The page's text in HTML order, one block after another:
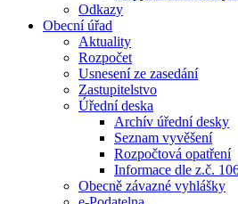
Odkazy
Obecní úřad
Aktuality
Rozpočet
Usnesení ze zasedání
Zastupitelstvo
Úřední deska
Archív úřední desky
Seznam vyvěšení
Rozpočtová opatření
Informace dle z.č.
Obecně závazné vyhlášky